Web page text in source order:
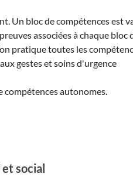
Un bloc de compétences est
associées à chaque bloc
pratique toutes les
gestes et soins d'urgence
compétences autonomes.
social